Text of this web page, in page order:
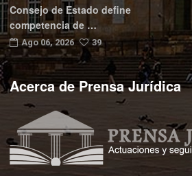
Consejo de Estado define
competencia de …
Ago 06, 2026 39
Acerca de Prensa Jurídica